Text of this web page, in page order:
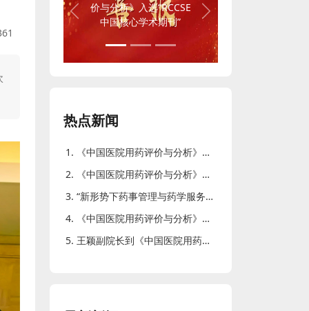
价与分析》入选“RCCSE
中国核心学术期刊”
Previous Next
热点新闻
《中国医院用药评价与分析》杂志成功召开肿瘤药物临床应用研究专栏研讨会
《中国医院用药评价与分析》杂志成功召开2023年度编委会暨第四季度定稿会
“新形势下药事管理与药学服务研讨暨医院药师科 研论文写作培训会”在厦门成功召开
《中国医院用药评价与分析》杂志成功召开北京定稿会
王颖副院长到《中国医院用药评价与分析》杂志社工作调研